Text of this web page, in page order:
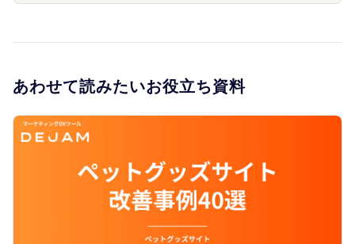
あわせて読みたいお役立ち資料